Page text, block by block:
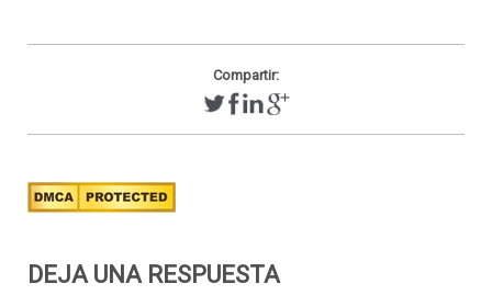
Compartir:
DEJA UNA RESPUESTA